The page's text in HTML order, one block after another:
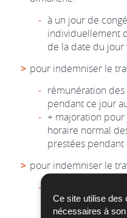
Ce site utilise des
nécessaires à
à un jour de
individuellement
de la date du
pour indemniser le
rémunération
pendant ce jour
+ majoration
horaire normal
prestées pendant
pour indemniser le
majoration de
normal des